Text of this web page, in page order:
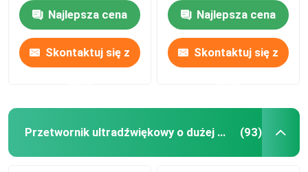
Najlepsza cena
Skontaktuj się z
Najlepsza cena
Skontaktuj się z
Przetwornik ultradźwiękowy o dużej mocy (93)